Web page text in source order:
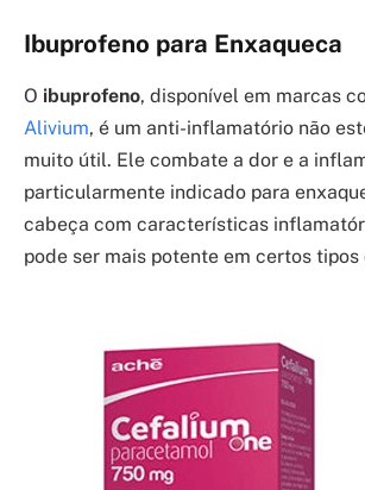
Ibuprofeno para Enxaqueca
O ibuprofeno, disponível em marcas
Alivium, é um anti-inflamatório não
muito útil. Ele combate a dor e a
particularmente indicado para
cabeça com características
pode ser mais potente em certos tipos